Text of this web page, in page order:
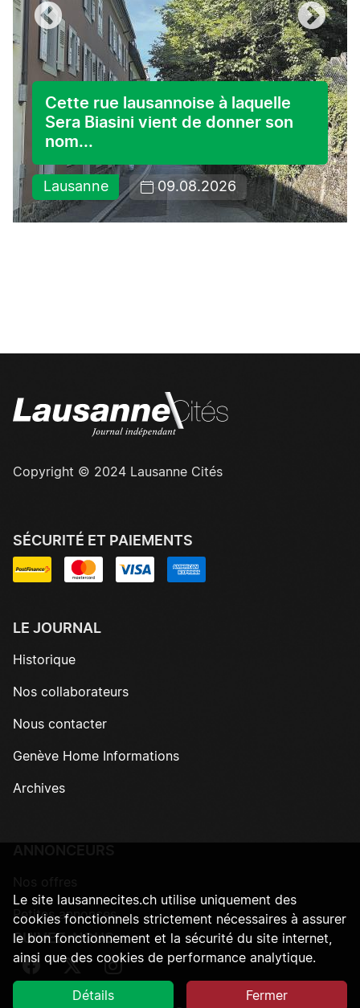
Cette rue lausannoise à laquelle
Sera Biasini vient de donner son
nom...
Lausanne 09.08.2026
Copyright © 2024 Lausanne Cités
SÉCURITÉ ET PAIEMENTS
LE JOURNAL
Historique
Nos collaborateurs
Nous contacter
Genève Home Informations
Archives
Petites annonces
SUIVEZ-NOUS
Suivez-nous sur Facebook
Suivez-nous sur Twitter
Suivez-nous sur Instagram
Le site lausannecites.ch utilise uniquement des
cookies fonctionnels strictement nécessaires à assurer
le bon fonctionnement et la sécurité du site internet,
ainsi que des cookies de performance analytique.
Détails Fermer